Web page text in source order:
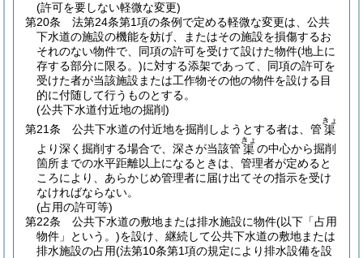
(許可を要しない軽微な変更)
第20条
法第24条第1項の条例で定める軽微な変更は、公共
下水道の施設の機能を妨げ、またはその施設を損傷するお
それのない物件で、同項の許可を受けて設けた物件(地上に
存する部分に限る。)に対する添架であって、同項の許可を
受けた者が当該施設または工作物その他の物件を設ける目
的に付随して行うものとする。
(公共下水道付近地の掘削)
第21条
公共下水道の付近地を掘削しようとする者は、管 渠
きょ
より深く掘削する場合で、深さが当該管 渠
きょ
の中心から掘削
箇所までの水平距離以上になるときは、管理者が定めると
ころにより、あらかじめ管理者に届け出てその指示を受け
なければならない。
(占用の許可等)
第22条
公共下水道の敷地または排水施設に物件(以下「占用
物件」という。)を設け、継続して公共下水道の敷地または
排水施設の占用(法第10条第1項の規定により排水設備を設